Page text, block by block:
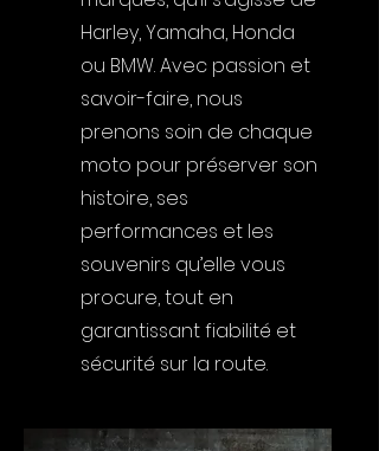
Harley, Yamaha, Honda
ou BMW. Avec passion et
savoir-faire, nous
prenons soin de chaque
moto pour préserver son
histoire, ses
performances et les
souvenirs qu’elle vous
procure, tout en
garantissant fiabilité et
sécurité sur la route.